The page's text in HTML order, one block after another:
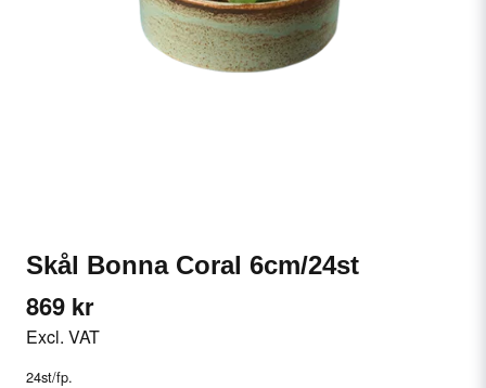
Skål Bonna Coral 6cm/24st
869 kr
Excl. VAT
24st/fp.